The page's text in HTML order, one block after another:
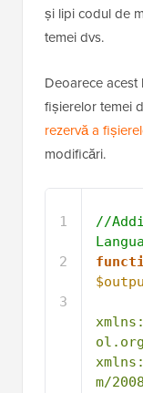
și lipi codul de
temei dvs.
Deoarece acest
fișierelor temei
rezervă a
modificări.
1
2
3
//
m/